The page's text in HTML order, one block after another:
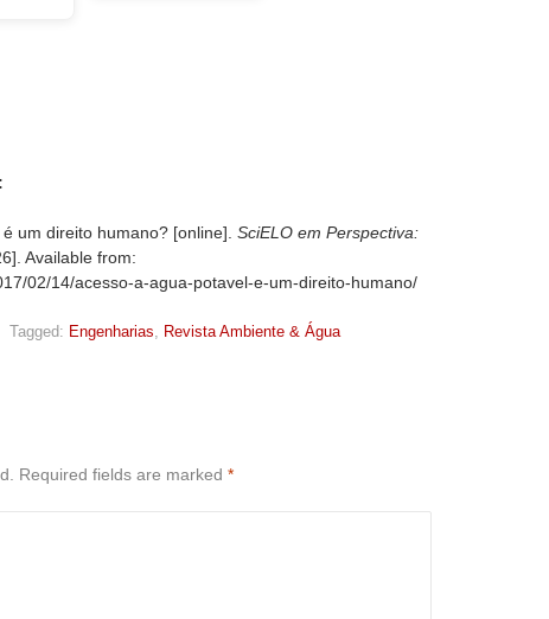
um direito humano? [online]. SciELO em Perspectiva:
Available from:
02/14/acesso-a-agua-potavel-e-um-direito-humano/
Tagged: Engenharias Revista Ambiente & Água
Required fields are marked *